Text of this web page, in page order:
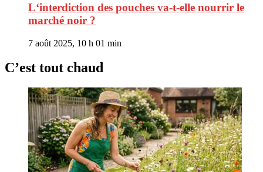
L‘interdiction des pouches va-t-elle nourrir le
marché noir ?
7 août 2025, 10 h 01 min
C’est tout chaud